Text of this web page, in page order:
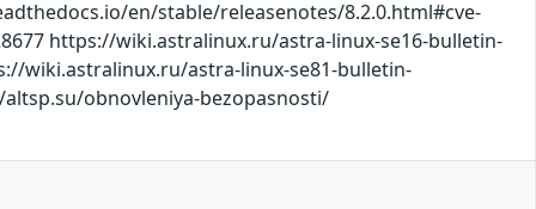
en/stable/releasenotes/8.2.0.html#cve-
https://wiki.astralinux.ru/astra-linux-se16-bulletin-
wiki.astralinux.ru/astra-linux-se81-bulletin-
obnovleniya-bezopasnosti/